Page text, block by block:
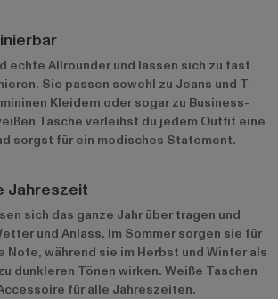
echte Allrounder und lassen sich zu fast
Sie passen sowohl zu Jeans und T-
Kleidern oder sogar zu Business-
Tasche verleihst du jedem Outfit eine
sorgst für ein modisches Statement.
Jahreszeit
sich das ganze Jahr über tragen und
und Anlass. Im Sommer sorgen sie für
während sie im Herbst und Winter als
dunkleren Tönen wirken. Weiße Taschen
für alle Jahreszeiten.